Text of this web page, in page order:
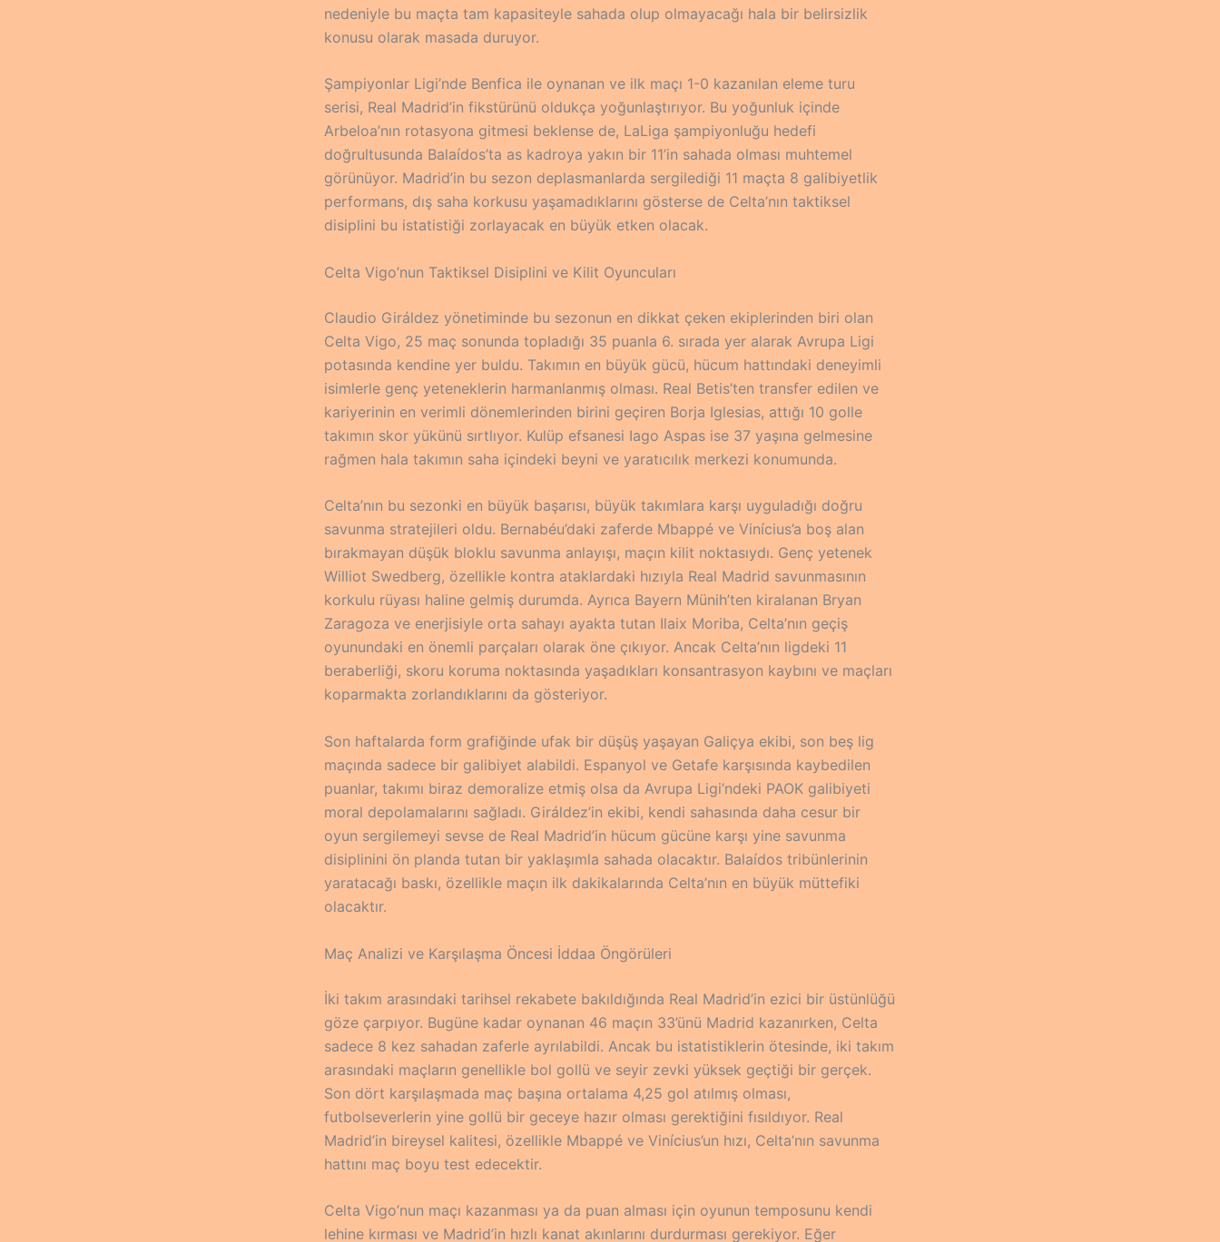
nedeniyle bu maçta tam kapasiteyle sahada olup olmayacağı hala bir belirsizlik
konusu olarak masada duruyor.
Şampiyonlar Ligi’nde Benfica ile oynanan ve ilk maçı 1-0 kazanılan eleme turu
serisi, Real Madrid’in fikstürünü oldukça yoğunlaştırıyor. Bu yoğunluk içinde
Arbeloa’nın rotasyona gitmesi beklense de, LaLiga şampiyonluğu hedefi
doğrultusunda Balaídos’ta as kadroya yakın bir 11’in sahada olması muhtemel
görünüyor. Madrid’in bu sezon deplasmanlarda sergilediği 11 maçta 8 galibiyetlik
performans, dış saha korkusu yaşamadıklarını gösterse de Celta’nın taktiksel
disiplini bu istatistiği zorlayacak en büyük etken olacak.
Celta Vigo’nun Taktiksel Disiplini ve Kilit Oyuncuları
Claudio Giráldez yönetiminde bu sezonun en dikkat çeken ekiplerinden biri olan
Celta Vigo, 25 maç sonunda topladığı 35 puanla 6. sırada yer alarak Avrupa Ligi
potasında kendine yer buldu. Takımın en büyük gücü, hücum hattındaki deneyimli
isimlerle genç yeteneklerin harmanlanmış olması. Real Betis’ten transfer edilen ve
kariyerinin en verimli dönemlerinden birini geçiren Borja Iglesias, attığı 10 golle
takımın skor yükünü sırtlıyor. Kulüp efsanesi Iago Aspas ise 37 yaşına gelmesine
rağmen hala takımın saha içindeki beyni ve yaratıcılık merkezi konumunda.
Celta’nın bu sezonki en büyük başarısı, büyük takımlara karşı uyguladığı doğru
savunma stratejileri oldu. Bernabéu’daki zaferde Mbappé ve Vinícius’a boş alan
bırakmayan düşük bloklu savunma anlayışı, maçın kilit noktasıydı. Genç yetenek
Williot Swedberg, özellikle kontra ataklardaki hızıyla Real Madrid savunmasının
korkulu rüyası haline gelmiş durumda. Ayrıca Bayern Münih’ten kiralanan Bryan
Zaragoza ve enerjisiyle orta sahayı ayakta tutan Ilaix Moriba, Celta’nın geçiş
oyunundaki en önemli parçaları olarak öne çıkıyor. Ancak Celta’nın ligdeki 11
beraberliği, skoru koruma noktasında yaşadıkları konsantrasyon kaybını ve maçları
koparmakta zorlandıklarını da gösteriyor.
Son haftalarda form grafiğinde ufak bir düşüş yaşayan Galiçya ekibi, son beş lig
maçında sadece bir galibiyet alabildi. Espanyol ve Getafe karşısında kaybedilen
puanlar, takımı biraz demoralize etmiş olsa da Avrupa Ligi’ndeki PAOK galibiyeti
moral depolamalarını sağladı. Giráldez’in ekibi, kendi sahasında daha cesur bir
oyun sergilemeyi sevse de Real Madrid’in hücum gücüne karşı yine savunma
disiplinini ön planda tutan bir yaklaşımla sahada olacaktır. Balaídos tribünlerinin
yaratacağı baskı, özellikle maçın ilk dakikalarında Celta’nın en büyük müttefiki
olacaktır.
Maç Analizi ve Karşılaşma Öncesi İddaa Öngörüleri
İki takım arasındaki tarihsel rekabete bakıldığında Real Madrid’in ezici bir üstünlüğü
göze çarpıyor. Bugüne kadar oynanan 46 maçın 33’ünü Madrid kazanırken, Celta
sadece 8 kez sahadan zaferle ayrılabildi. Ancak bu istatistiklerin ötesinde, iki takım
arasındaki maçların genellikle bol gollü ve seyir zevki yüksek geçtiği bir gerçek.
Son dört karşılaşmada maç başına ortalama 4,25 gol atılmış olması,
futbolseverlerin yine gollü bir geceye hazır olması gerektiğini fısıldıyor. Real
Madrid’in bireysel kalitesi, özellikle Mbappé ve Vinícius’un hızı, Celta’nın savunma
hattını maç boyu test edecektir.
Celta Vigo’nun maçı kazanması ya da puan alması için oyunun temposunu kendi
lehine kırması ve Madrid’in hızlı kanat akınlarını durdurması gerekiyor. Eğer